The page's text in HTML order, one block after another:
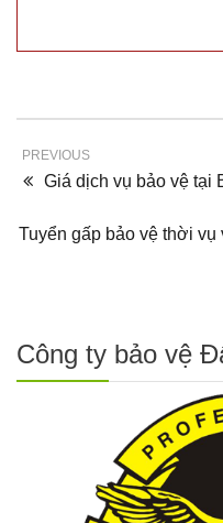
PREVIOUS
Giá dịch vụ bảo vệ tại
Tuyển gấp bảo vệ thời vụ
Công ty bảo vệ